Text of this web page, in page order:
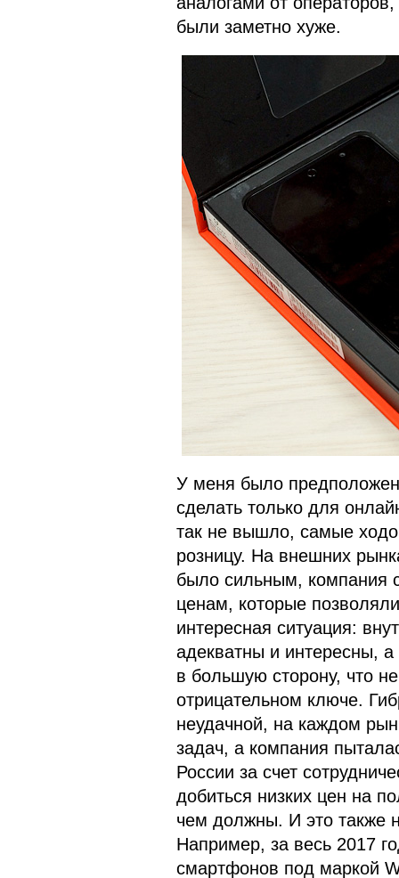
были заметно хуже.
У меня было
сделать только для
так не вышло, самые
розницу. На внешних
было сильным, компания
ценам, которые
интересная ситуация:
адекватны и интересны,
в большую сторону, что
отрицательном ключе.
неудачной, на каждом
задач, а компания
России за счет
добиться низких цен на
чем должны. И это также
Например, за весь 2017
смартфонов под маркой